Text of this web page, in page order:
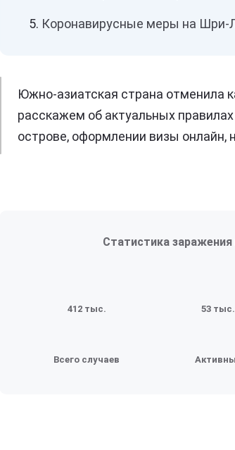
Коронавирусные меры на Шри-
Южно-азиатская страна отменила
расскажем об актуальных
острове, оформлении визы онлайн,
Статистика
412 тыс.
Всего случаев
53 тыс.